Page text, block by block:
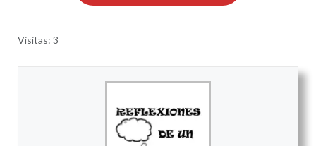
Visitas: 3